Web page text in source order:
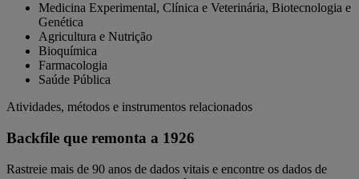
Medicina Experimental, Clínica e Veterinária, Biotecnologia e
Genética
Agricultura e Nutrição
Bioquímica
Farmacologia
Saúde Pública
Atividades, métodos e instrumentos relacionados
Backfile que remonta a 1926
Rastreie mais de 90 anos de dados vitais e encontre os dados de